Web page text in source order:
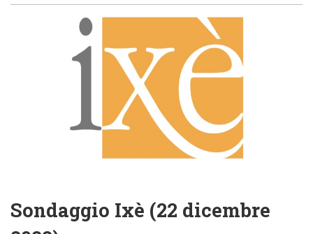
Sondaggio Ixè (22 dicembre